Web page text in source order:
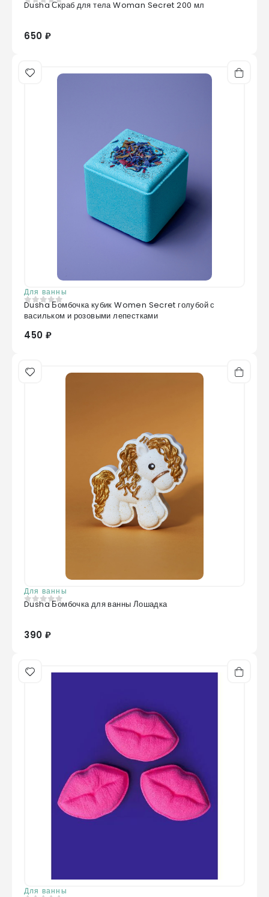
0 из 5
Dusha Скраб для тела Woman Secret 200 мл
650 ₽
Для ванны
0 из 5
Dusha Бомбочка кубик Women Secret голубой с
васильком и розовыми лепестками
450 ₽
Для ванны
0 из 5
Dusha Бомбочка для ванны Лошадка
390 ₽
Для ванны